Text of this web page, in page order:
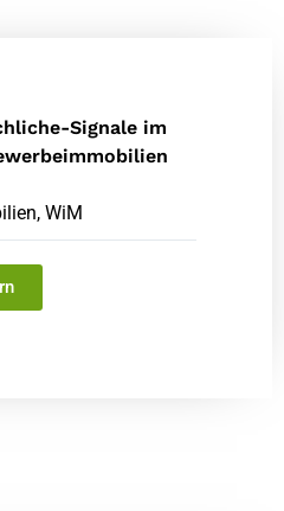
Signale im
, WiM